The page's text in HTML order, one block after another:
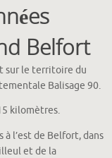
Belfort
sur le territoire du
Balisage 90.
kilomètres.
l’est de Belfort, dans
et de la